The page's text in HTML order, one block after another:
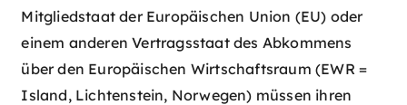
Mitgliedstaat der Europäischen Union (EU) oder
einem anderen Vertragsstaat des Abkommens
über den Europäischen Wirtschaftsraum (EWR =
Island, Lichtenstein, Norwegen) müssen ihren